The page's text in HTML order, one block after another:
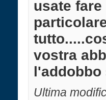
usate
vostra
Ultima